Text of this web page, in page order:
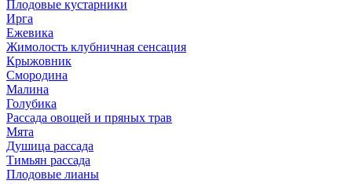
Плодовые кустарники
Ирга
Ежевика
Жимолость клубничная сенсация
Крыжовник
Смородина
Малина
Голубика
Рассада овощей и пряных трав
Мята
Душица рассада
Тимьян рассада
Плодовые лианы